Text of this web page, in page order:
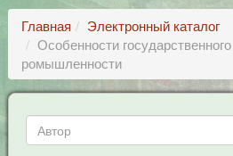
Главная
Электронный каталог
Особенности
ромышленности